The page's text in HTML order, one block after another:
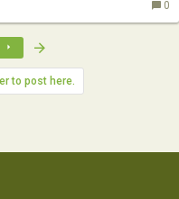
0
to post here.